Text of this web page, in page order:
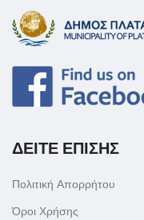
ΔΕΙΤΕ ΕΠΙΣΗΣ
Πολιτική Απορρήτου
Όροι Χρήσης